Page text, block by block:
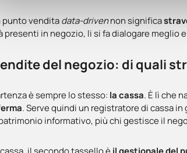
punto venditadata-drivennon significa
presenti in negozio, li si fa dialogare meglio
del negozio: di quali
è sempre lo stesso: la cassa. È lì che
. Serve quindi un registratore di cassa
informativo, più chi gestisce il